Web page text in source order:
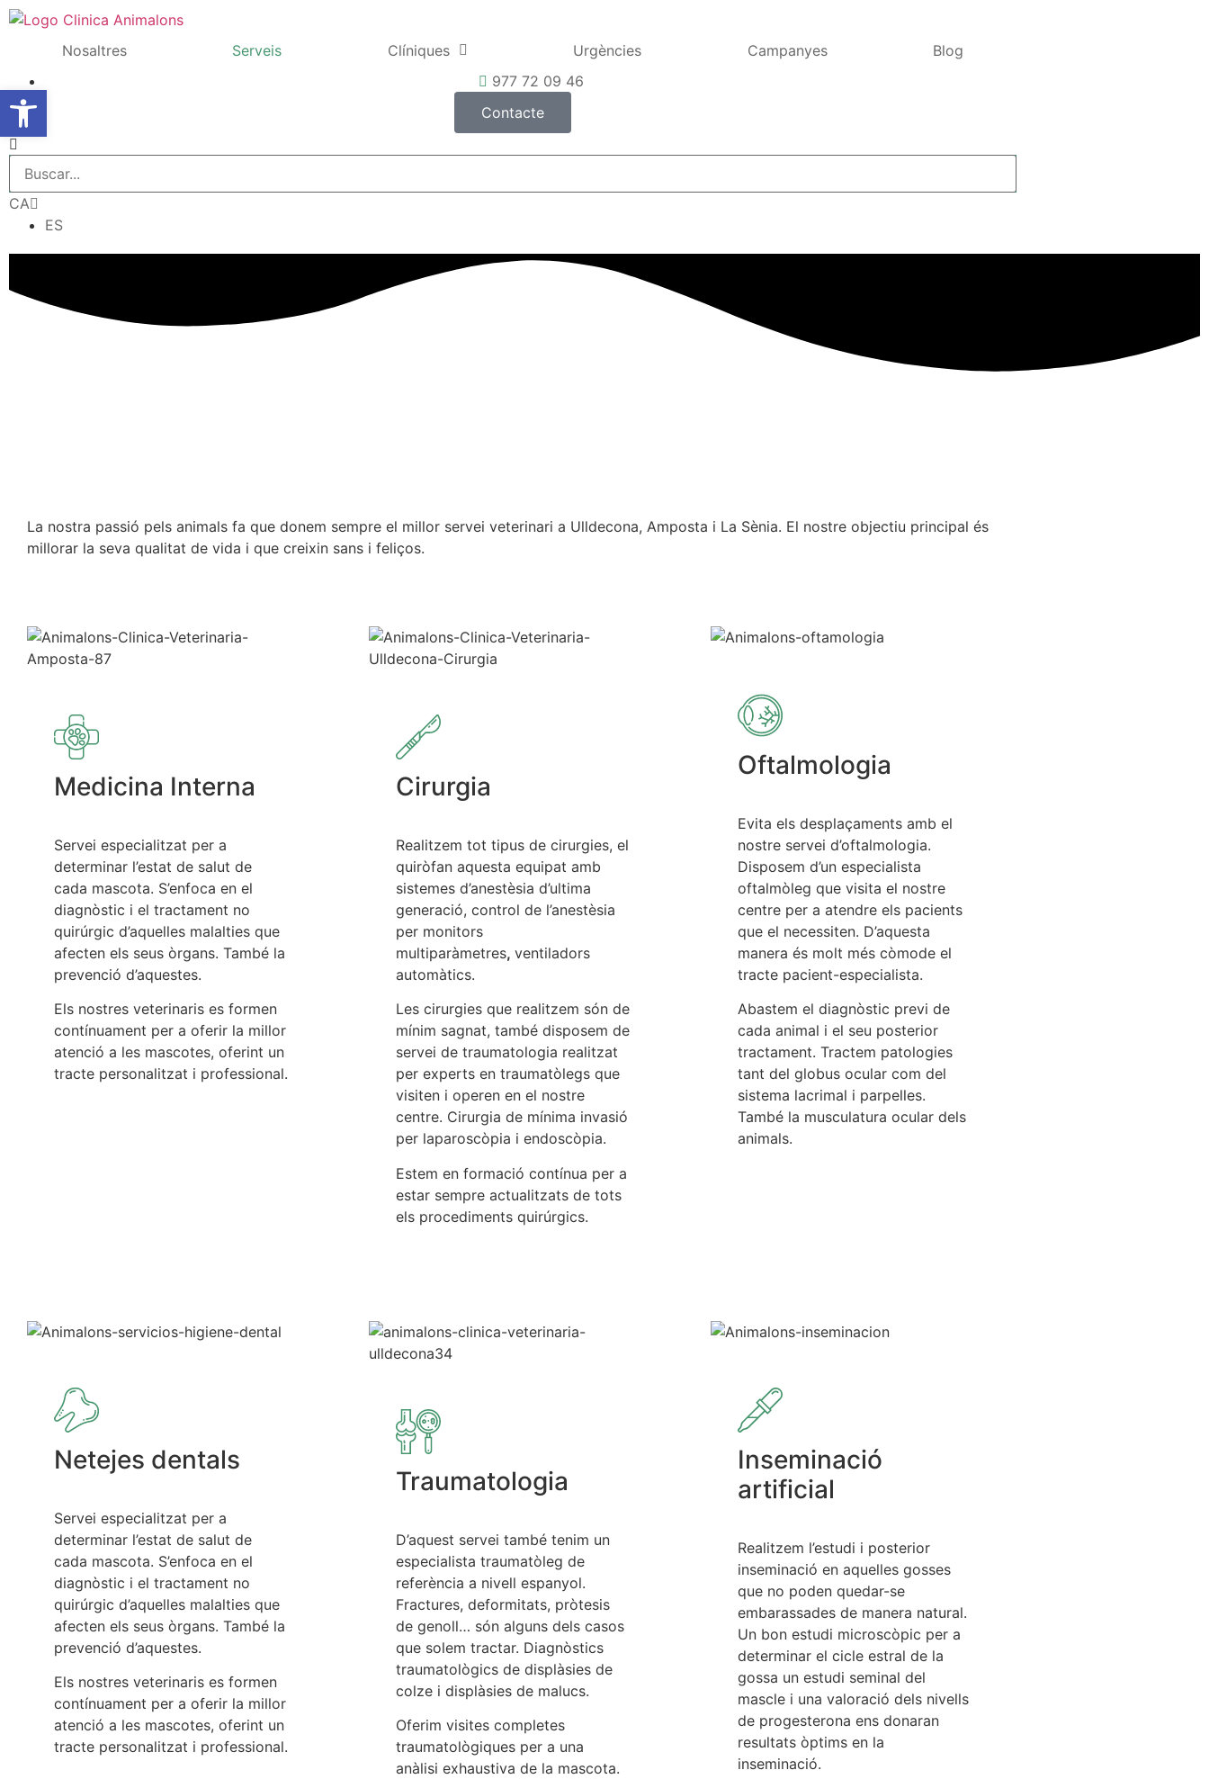
Nosaltres Serveis Clíniques
Animalons Ulldecona
Animalons Amposta
Animalons La Sénia
Urgències Campanyes
Blog
977 72 09 46
Contacte
CA
ES
La nostra passió pels animals fa que donem sempre el millor servei veterinari a Ulldecona, Amposta i La Sènia. El nostre objectiu principal és
millorar la seva qualitat de vida i que creixin sans i feliços.
Medicina Interna
Servei especialitzat per a
determinar l’estat de salut de
cada mascota. S’enfoca en el
diagnòstic i el tractament no
quirúrgic d’aquelles malalties que
afecten els seus òrgans. També la
prevenció d’aquestes.
Els nostres veterinaris es formen
contínuament per a oferir la millor
atenció a les mascotes, oferint un
tracte personalitzat i professional.
Cirurgia
Realitzem tot tipus de cirurgies, el
quiròfan aquesta equipat amb
sistemes d’anestèsia d’ultima
generació, control de l’anestèsia
per monitors
multiparàmetres, ventiladors
automàtics.
Les cirurgies que realitzem són de
mínim sagnat, també disposem de
servei de traumatologia realitzat
per experts en traumatòlegs que
visiten i operen en el nostre
centre. Cirurgia de mínima invasió
per laparoscòpia i endoscòpia.
Estem en formació contínua per a
estar sempre actualitzats de tots
els procediments quirúrgics.
Oftalmologia
Evita els desplaçaments amb el
nostre servei d’oftalmologia.
Disposem d’un especialista
oftalmòleg que visita el nostre
centre per a atendre els pacients
que el necessiten. D’aquesta
manera és molt més còmode el
tracte pacient-especialista.
Abastem el diagnòstic previ de
cada animal i el seu posterior
tractament. Tractem patologies
tant del globus ocular com del
sistema lacrimal i parpelles.
També la musculatura ocular dels
animals.
Netejes dentals
Servei especialitzat per a
determinar l’estat de salut de
cada mascota. S’enfoca en el
diagnòstic i el tractament no
quirúrgic d’aquelles malalties que
afecten els seus òrgans. També la
prevenció d’aquestes.
Els nostres veterinaris es formen
contínuament per a oferir la millor
atenció a les mascotes, oferint un
tracte personalitzat i professional.
Traumatologia
D’aquest servei també tenim un
especialista traumatòleg de
referència a nivell espanyol.
Fractures, deformitats, pròtesis
de genoll… són alguns dels casos
que solem tractar. Diagnòstics
traumatològics de displàsies de
colze i displàsies de malucs.
Oferim visites completes
traumatològiques per a una
anàlisi exhaustiva de la mascota.
Inseminació
artificial
Realitzem l’estudi i posterior
inseminació en aquelles gosses
que no poden quedar-se
embarassades de manera natural.
Un bon estudi microscòpic per a
determinar el cicle estral de la
gossa un estudi seminal del
mascle i una valoració dels nivells
de progesterona ens donaran
resultats òptims en la
inseminació.
Obre la barra d'eines